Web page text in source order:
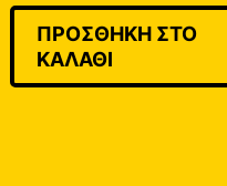
ΠΡΟΣΘΉΚΗ ΣΤΟ
ΚΑΛΆΘΙ